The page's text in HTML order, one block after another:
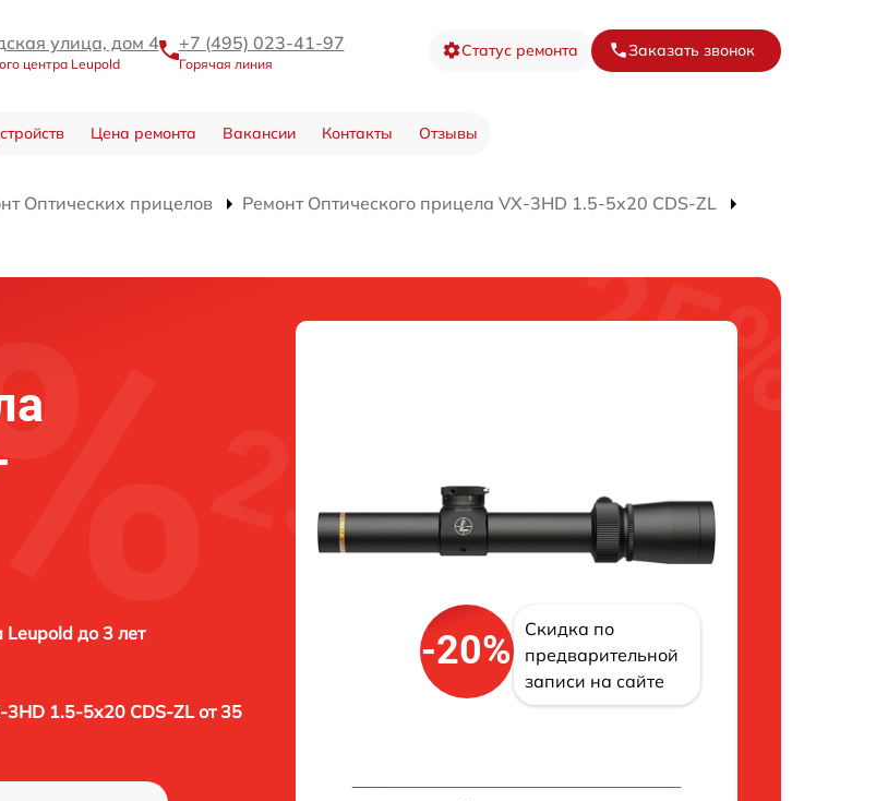
улица, дом 4
центра Leupold
+7 (495) 023-41-97
Горячая линия
Статус ремонта Заказать звонок
Цена ремонта Вакансии Контакты Отзывы
Оптических прицелов
Ремонт Оптического прицела VX-3HD 1.5-5x20 CDS-ZL
Leupold до 3 лет
3HD 1.5-5x20 CDS-ZL от 35
-20%
Скидка по
предварительной
записи на сайте